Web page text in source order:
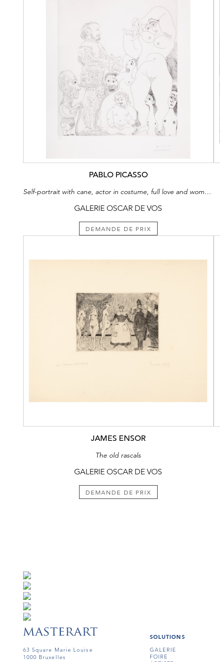
PABLO PICASSO
Self-portrait with cane, actor in costume, full love and women (Series 347)
GALERIE OSCAR DE VOS
DEMANDE DE PRIX
JAMES ENSOR
The old rascals
GALERIE OSCAR DE VOS
DEMANDE DE PRIX
63 Square Marie Louise
1000 Bruxelles
SOLUTIONS
GALERIE
FOIRE